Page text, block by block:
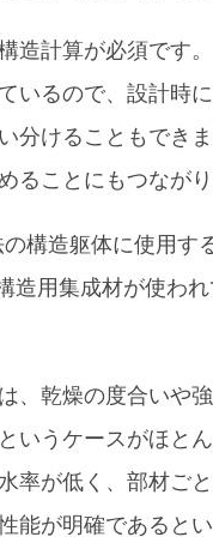
造計算が必須です
いるので、設計時
分けることもでき
ることにもつなが
構造躯体に使用す
造用集成材が使わ
、乾燥の度合いや
いうケースがほと
率が低く、部材ご
能が明確であると